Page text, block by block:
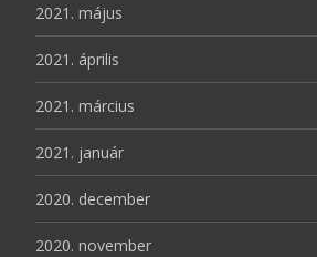
2021. május
2021. április
2021. március
2021. január
2020. december
2020. november